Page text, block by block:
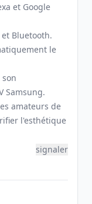
et Google
Bluetooth.
le
Samsung.
amateurs de
l'esthétique
signaler